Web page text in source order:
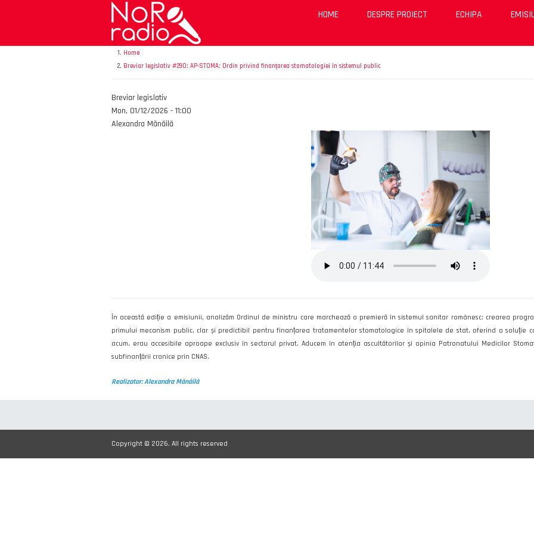
content
HOME DESPRE PROIECT ECHIPA
Home
Breviar legislativ #290: AP-STOMA: Ordin privind finanțarea stomatologiei în sistemul public
Emisiunea
Breviar legislativ
Data
Mon, 01/12/2026 - 11:00
Autor
Alexandra Mănăilă
În această ediție a emisiunii, analizăm Ordinul de ministru care marchează o premieră în sistemul sanitar românesc: crearea
primului mecanism public, clar și predictibil pentru finanțarea tratamentelor stomatologice în spitalele de stat, oferind o soluție
acum, erau accesibile aproape exclusiv în sectorul privat. Aducem în atenția ascultătorilor și opinia Patronatului Medicilor
subfinanțării cronice prin CNAS.
Realizator: Alexandra Mănăilă
Copyright © 2026. All rights reserved